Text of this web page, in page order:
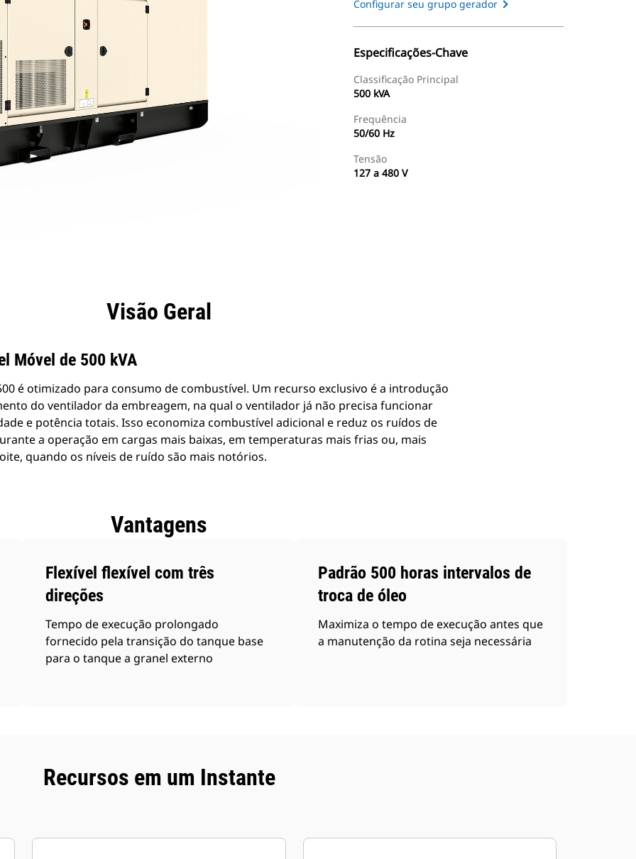
Configurar seu grupo gerador
Especificações-Chave
Classificação Principal
500 kVA
Frequência
50/60 Hz
Tensão
127 a 480 V
Visão Geral
Móvel de 500 kVA
é otimizado para consumo de combustível. Um recurso exclusivo é a introdução
do ventilador da embreagem, na qual o ventilador já não precisa funcionar
e potência totais. Isso economiza combustível adicional e reduz os ruídos de
a operação em cargas mais baixas, em temperaturas mais frias ou, mais
quando os níveis de ruído são mais notórios.
Vantagens
Flexível flexível com três
direções
Tempo de execução prolongado
fornecido pela transição do tanque base
para o tanque a granel externo
Padrão 500 horas intervalos de
troca de óleo
Maximiza o tempo de execução antes que
a manutenção da rotina seja necessária
Recursos em um Instante